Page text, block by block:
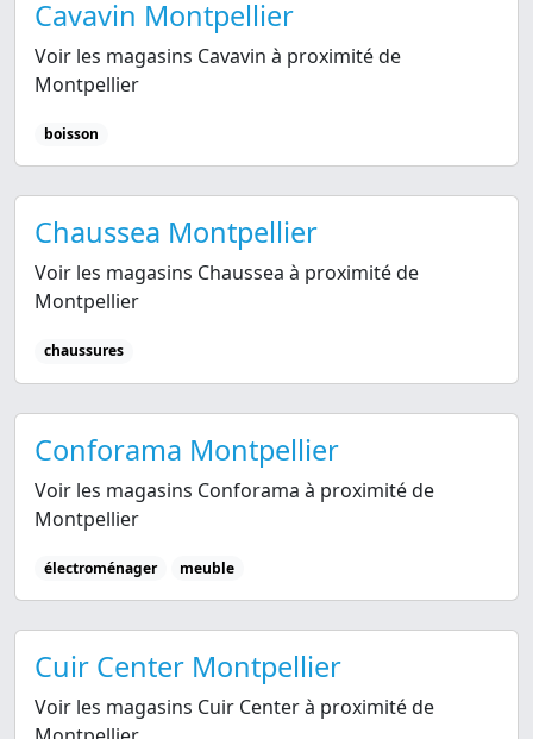
Cavavin Montpellier
Voir les magasins Cavavin à proximité de
Montpellier
boisson
Chaussea Montpellier
Voir les magasins Chaussea à proximité de
Montpellier
chaussures
Conforama Montpellier
Voir les magasins Conforama à proximité de
Montpellier
électroménager meuble
Cuir Center Montpellier
Voir les magasins Cuir Center à proximité de